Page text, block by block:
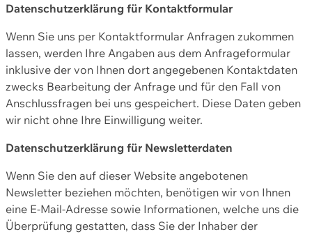
Datenschutzerklärung für Kontaktformular
Wenn Sie uns per Kontaktformular Anfragen zukommen
lassen, werden Ihre Angaben aus dem Anfrageformular
inklusive der von Ihnen dort angegebenen Kontaktdaten
zwecks Bearbeitung der Anfrage und für den Fall von
Anschlussfragen bei uns gespeichert. Diese Daten geben
wir nicht ohne Ihre Einwilligung weiter.
Datenschutzerklärung für Newsletterdaten
Wenn Sie den auf dieser Website angebotenen
Newsletter beziehen möchten, benötigen wir von Ihnen
eine E-Mail-Adresse sowie Informationen, welche uns die
Überprüfung gestatten, dass Sie der Inhaber der